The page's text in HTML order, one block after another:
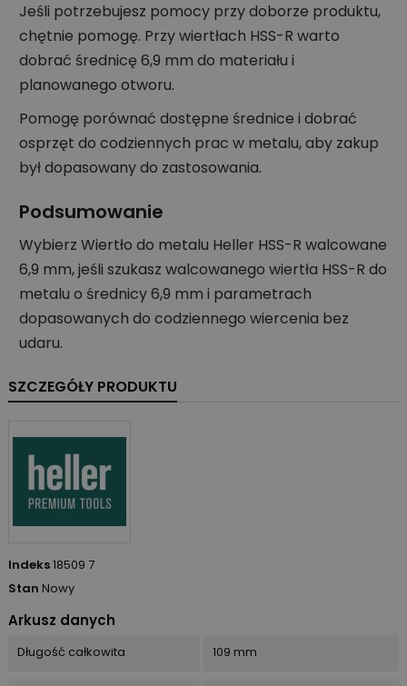
Jeśli potrzebujesz pomocy przy doborze produktu,
chętnie pomogę. Przy wiertłach HSS-R warto
dobrać średnicę 6,9 mm do materiału i
planowanego otworu.
Pomogę porównać dostępne średnice i dobrać
osprzęt do codziennych prac w metalu, aby zakup
był dopasowany do zastosowania.
Podsumowanie
Wybierz Wiertło do metalu Heller HSS-R walcowane
6,9 mm, jeśli szukasz walcowanego wiertła HSS-R do
metalu o średnicy 6,9 mm i parametrach
dopasowanych do codziennego wiercenia bez
udaru.
SZCZEGÓŁY PRODUKTU
Indeks18509 7
Stan Nowy
Arkusz danych
Długość całkowita 109 mm